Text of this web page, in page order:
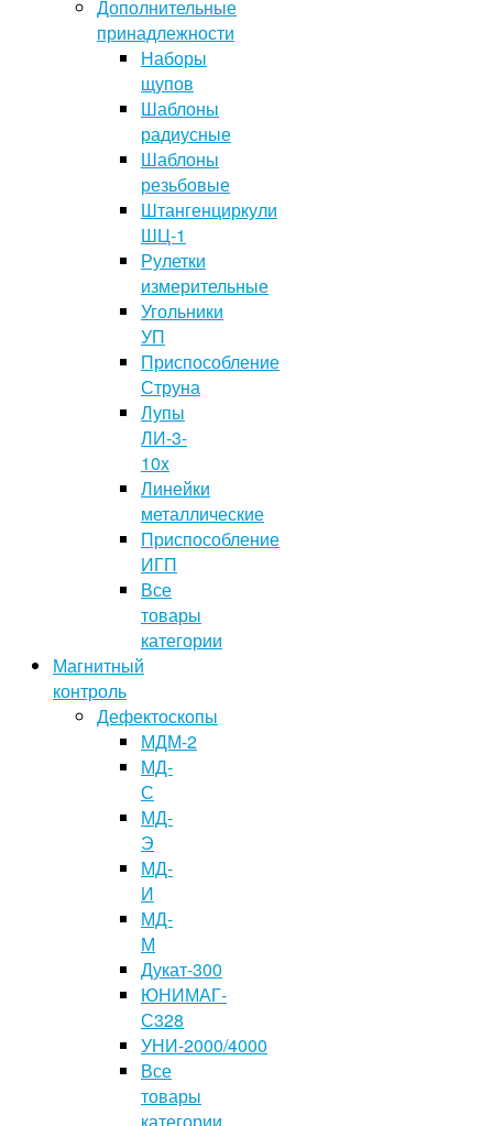
Дополнительные
принадлежности
Наборы
щупов
Шаблоны
радиусные
Шаблоны
резьбовые
Штангенциркули
ШЦ-1
Рулетки
измерительные
Угольники
УП
Приспособление
Струна
Лупы
ЛИ-3-
10x
Линейки
металлические
Приспособление
ИГП
Все
товары
категории
Магнитный
контроль
Дефектоскопы
МДМ-2
МД-
С
МД-
Э
МД-
И
МД-
М
Дукат-300
ЮНИМАГ-
С328
УНИ-2000/4000
Все
товары